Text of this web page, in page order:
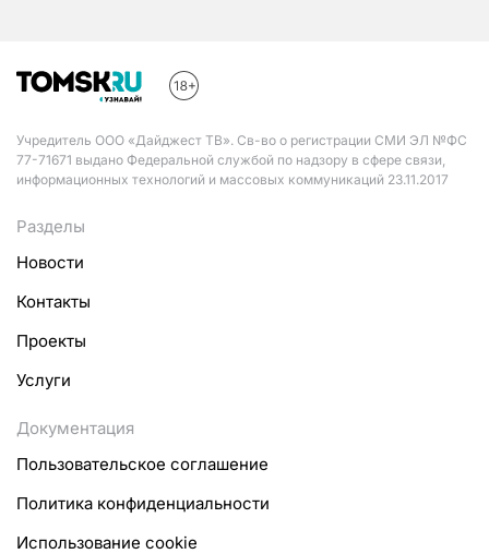
Учредитель ООО «Дайджест ТВ». Св-во о регистрации СМИ ЭЛ №ФС
77-71671 выдано Федеральной службой по надзору в сфере связи,
информационных технологий и массовых коммуникаций 23.11.2017
Разделы
Новости
Контакты
Проекты
Услуги
Документация
Пользовательское соглашение
Политика конфиденциальности
Использование cookie